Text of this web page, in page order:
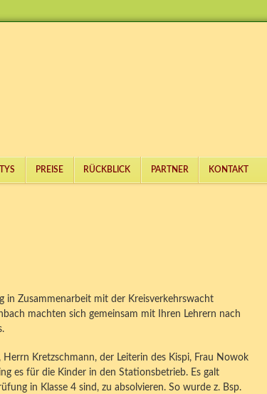
PREISE RÜCKBLICK PARTNER KONTAKT
in Zusammenarbeit mit der Kreisverkehrswacht
machten sich gemeinsam mit Ihren Lehrern nach
Kretzschmann, der Leiterin des Kispi, Frau Nowok
es für die Kinder in den Stationsbetrieb. Es galt
in Klasse 4 sind, zu absolvieren. So wurde z. Bsp.